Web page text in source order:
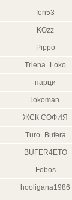
fen53
KOzz
Pippo
Triena_Loko
парци
lokoman
ЖСК СОФИЯ
Turo_Bufera
BUFER4ETO
Fobos
hooligana1986